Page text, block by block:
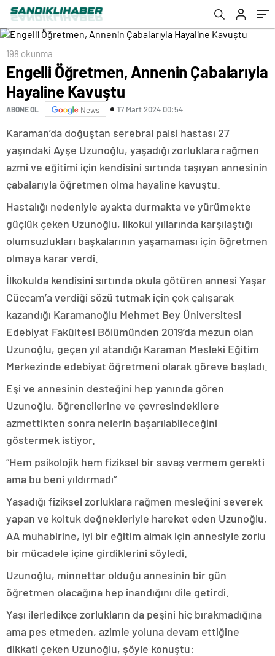
198 okunma
Engelli Öğretmen, Annenin Çabalarıyla
Hayaline Kavuştu
ABONE OL News 17 Mart 2024 00:54
Karaman’da doğuştan serebral palsi hastası 27
yaşındaki Ayşe Uzunoğlu, yaşadığı zorluklara rağmen
azmi ve eğitimi için kendisini sırtında taşıyan annesinin
çabalarıyla öğretmen olma hayaline kavuştu.
Hastalığı nedeniyle ayakta durmakta ve yürümekte
güçlük çeken Uzunoğlu, ilkokul yıllarında karşılaştığı
olumsuzlukları başkalarının yaşamaması için öğretmen
olmaya karar verdi.
İlkokulda kendisini sırtında okula götüren annesi Yaşar
Cüccam’a verdiği sözü tutmak için çok çalışarak
kazandığı Karamanoğlu Mehmet Bey Üniversitesi
Edebiyat Fakültesi Bölümünden 2019’da mezun olan
Uzunoğlu, geçen yıl atandığı Karaman Mesleki Eğitim
Merkezinde edebiyat öğretmeni olarak göreve başladı.
Eşi ve annesinin desteğini hep yanında gören
Uzunoğlu, öğrencilerine ve çevresindekilere
azmettikten sonra nelerin başarılabileceğini
göstermek istiyor.
“Hem psikolojik hem fiziksel bir savaş vermem gerekti
ama bu beni yıldırmadı”
Yaşadığı fiziksel zorluklara rağmen mesleğini severek
yapan ve koltuk değnekleriyle hareket eden Uzunoğlu,
AA muhabirine, iyi bir eğitim almak için annesiyle zorlu
bir mücadele içine girdiklerini söyledi.
Uzunoğlu, minnettar olduğu annesinin bir gün
öğretmen olacağına hep inandığını dile getirdi.
Yaşı ilerledikçe zorlukların da peşini hiç bırakmadığına
ama pes etmeden, azimle yoluna devam ettiğine
dikkati çeken Uzunoğlu, şöyle konuştu: